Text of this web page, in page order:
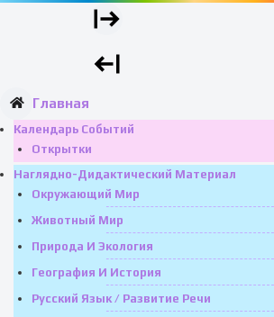
Главная
Календарь Событий
Открытки
Наглядно-Дидактический Материал
Окружающий Мир
Животный Мир
Природа И Экология
География И История
Русский Язык / Развитие Речи